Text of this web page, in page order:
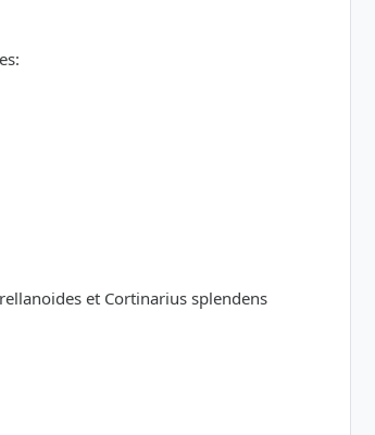
et Cortinarius splendens